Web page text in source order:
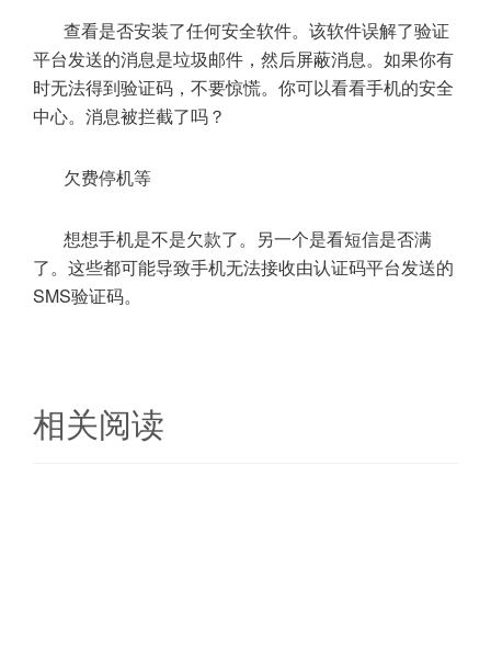
查看是否安装了任何安全软件。该软件误解了验证
平台发送的消息是垃圾邮件，然后屏蔽消息。如果你有
时无法得到验证码，不要惊慌。你可以看看手机的安全
中心。消息被拦截了吗？
欠费停机等
想想手机是不是欠款了。另一个是看短信是否满
了。这些都可能导致手机无法接收由认证码平台发送的
SMS验证码。
相关阅读